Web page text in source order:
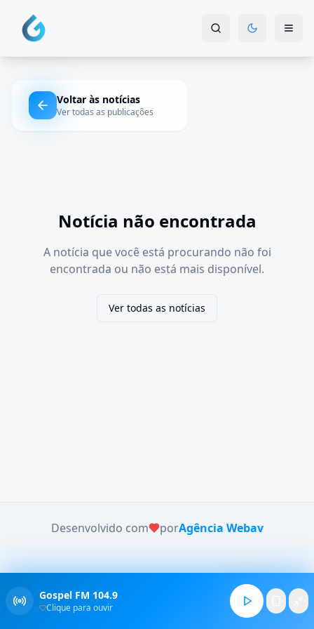
Voltar às notícias
Ver todas as publicações
Notícia não encontrada
A notícia que você está procurando não foi
encontrada ou não está mais disponível.
Ver todas as notícias
Desenvolvido com porAgência Webav
Gospel FM 104.9
Clique para ouvir